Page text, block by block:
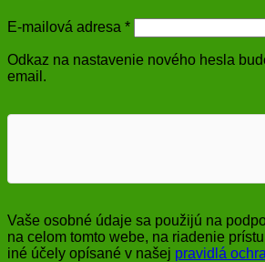
E-mailová adresa *Povinné
Odkaz na nastavenie nového hesla
email.
Vaše osobné údaje sa použijú na
na celom tomto webe, na riadenie
iné účely opísané v našej pravidlá